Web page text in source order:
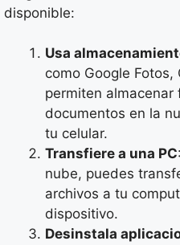
disponible:
Usa
como Google Fotos,
permiten almacenar
documentos en la
tu celular.
Transfiere a una PC
nube, puedes
archivos a tu
dispositivo.
Desinstala